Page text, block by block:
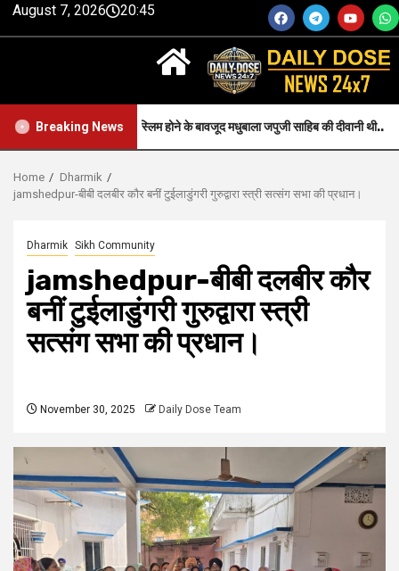
August 7, 2026 20:45
Breaking News
जन्म से मुस्लिम होने के बावजूद मधुबाला जपुजी साहिब की दीवानी थी..
Home
Dharmik
jamshedpur-बीबी दलबीर कौर बनीं टुईलाडुंगरी गुरुद्वारा स्त्री सत्संग सभा की प्रधान।
Dharmik Sikh Community
jamshedpur-बीबी दलबीर कौर
बनीं टुईलाडुंगरी गुरुद्वारा स्त्री
सत्संग सभा की प्रधान।
November 30, 2025 Daily Dose Team